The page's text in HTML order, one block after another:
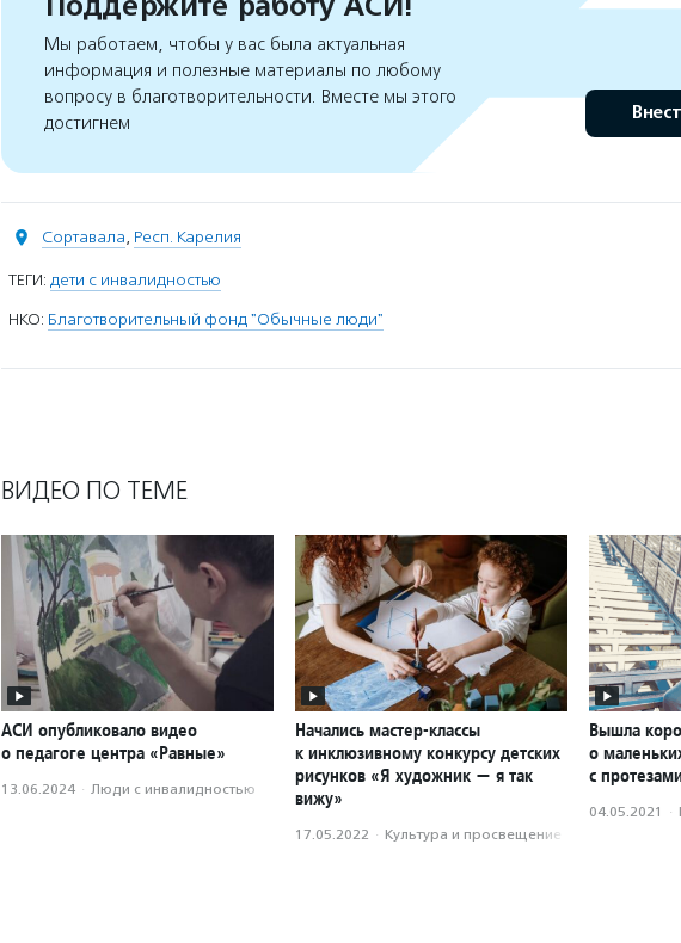
Мы работаем, чтобы у вас была актуальная
информация и полезные материалы по любому
вопросу в благотворительности. Вместе мы этого
достигнем
Сортавала, Респ. Карелия
ТЕГИ: дети с инвалидностью
НКО: Благотворительный фонд "Обычные люди"
ВИДЕО ПО ТЕМЕ
АСИ опубликовало видео
о педагоге центра «Равные»
13.06.2024 · Люди с инвалидностью
Начались мастер-классы
к инклюзивному конкурсу детских
рисунков «Я художник — я так
вижу»
17.05.2022 · Культура и просвещение
Вышла
о
с
04.05.2021 ·